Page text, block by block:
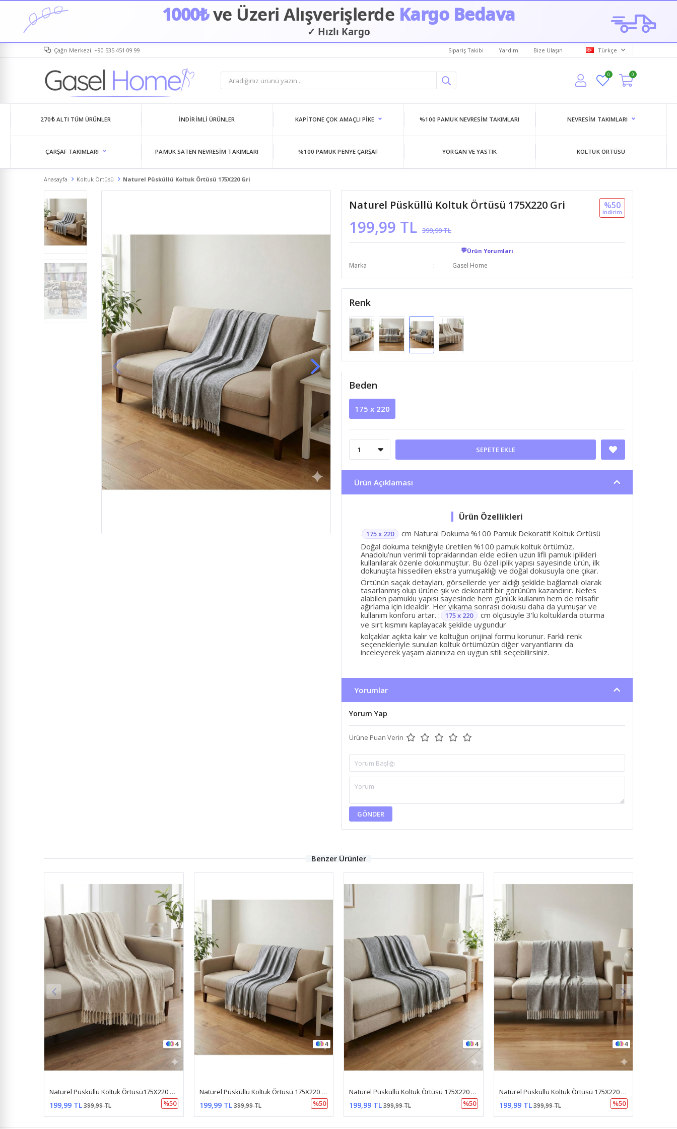
1000₺ve Üzeri Alışverişlerde Kargo Bedava
✓ Hızlı Kargo
✓ Güvenilir Alışveriş
Çağrı Merkezi: +90 535 451 09 99 Sipariş Takibi Yardım Bize Ulaşın Türkçe
0 0
270₺ ALTI TÜM ÜRÜNLER İNDIRIMLI ÜRÜNLER KAPITONE ÇOK AMAÇLI PIKE %100 PAMUK NEVRESIM TAKIMLARI NEVRESIM TAKIMLARI
ÇARŞAF TAKIMLARI PAMUK SATEN NEVRESIM TAKIMLARI %100 PAMUK PENYE ÇARŞAF YORGAN VE YASTIK KOLTUK ÖRTÜSÜ
Anasayfa Koltuk Örtüsü Naturel Püsküllü Koltuk Örtüsü 175X220 Gri
Naturel Püsküllü Koltuk Örtüsü 175X220 Gri
199,99 TL 399,99 TL
%50
i̇ndi̇ri̇m
💬Ürün Yorumları
Marka Gasel Home
Renk
Beden
175 x 220
SEPETE EKLE
Ürün Açıklaması
175 x 220
cm Natural Dokuma %100 Pamuk Dekoratif Koltuk Örtüsü
Doğal dokuma tekniğiyle üretilen %100 pamuk koltuk örtümüz,
Anadolu’nun verimli topraklarından elde edilen uzun lifli pamuk iplikleri
kullanılarak özenle dokunmuştur. Bu özel iplik yapısı sayesinde ürün, ilk
dokunuşta hissedilen ekstra yumuşaklığı ve doğal dokusuyla öne çıkar.
Örtünün saçak detayları, görsellerde yer aldığı şekilde bağlamalı olarak
tasarlanmış olup ürüne şık ve dekoratif bir görünüm kazandırır. Nefes
alabilen pamuklu yapısı sayesinde hem günlük kullanım hem de misafir
ağırlama için idealdir. Her yıkama sonrası dokusu daha da yumuşar ve
kullanım konforu artar. :
175 x 220
cm ölçüsüyle 3’lü koltuklarda oturma
ve sırt kısmını kaplayacak şekilde uygundur
kolçaklar açıkta kalır ve koltuğun orijinal formu korunur. Farklı renk
seçenekleriyle sunulan koltuk örtümüzün diğer varyantlarını da
inceleyerek yaşam alanınıza en uygun stili seçebilirsiniz.
Yorumlar
Yorum Yap
Ürüne Puan Verin
GÖNDER
Benzer Ürünler
4
Naturel Püsküllü Koltuk Örtüsü175X220 Sütlükahve
199,99 TL399,99 TL %50
4
Naturel Püsküllü Koltuk Örtüsü 175X220 Gri
199,99 TL399,99 TL %50
4
Naturel Püsküllü Koltuk Örtüsü 175X220 Antrasit
199,99 TL399,99 TL %50
4
Naturel Püsküllü Koltuk Örtüsü 175X220 Kahve
199,99 TL399,99 TL %50